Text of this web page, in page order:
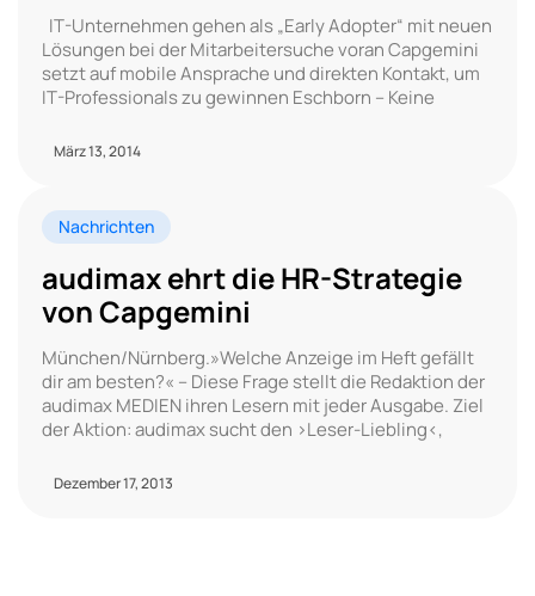
IT-Unternehmen gehen als „Early Adopter“ mit neuen
Lösungen bei der Mitarbeitersuche voran Capgemini
setzt auf mobile Ansprache und direkten Kontakt, um
IT-Professionals zu gewinnen Eschborn – Keine
März 13, 2014
Nachrichten
audimax ehrt die HR-Strategie
von Capgemini
München/Nürnberg.»Welche Anzeige im Heft gefällt
dir am besten?« – Diese Frage stellt die Redaktion der
audimax MEDIEN ihren Lesern mit jeder Ausgabe. Ziel
der Aktion: audimax sucht den ›Leser-Liebling‹,
Dezember 17, 2013